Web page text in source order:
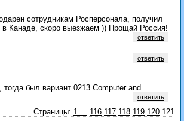
сотрудникам Росперсонала, получил
Канаде, скоро выезжаем )) Прощай Россия!
ответить
ответить
был вариант 0213 Computer and
ответить
Страницы: 1 ... 116 117 118 119 120 121